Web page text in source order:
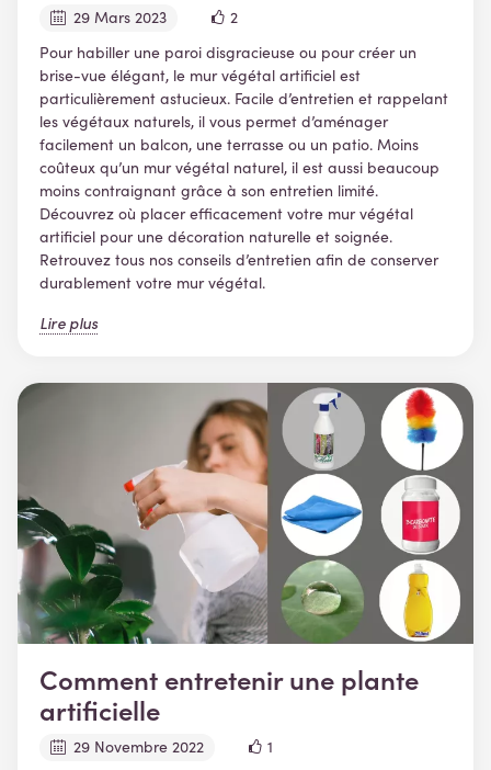
29 Mars 2023
2
Pour habiller une paroi disgracieuse ou pour créer un
brise-vue élégant, le mur végétal artificiel est
particulièrement astucieux. Facile d’entretien et rappelant
les végétaux naturels, il vous permet d’aménager
facilement un balcon, une terrasse ou un patio. Moins
coûteux qu’un mur végétal naturel, il est aussi beaucoup
moins contraignant grâce à son entretien limité.
Découvrez où placer efficacement votre mur végétal
artificiel pour une décoration naturelle et soignée.
Retrouvez tous nos conseils d’entretien afin de conserver
durablement votre mur végétal.
Lire plus
Comment entretenir une plante
artificielle
29 Novembre 2022
1